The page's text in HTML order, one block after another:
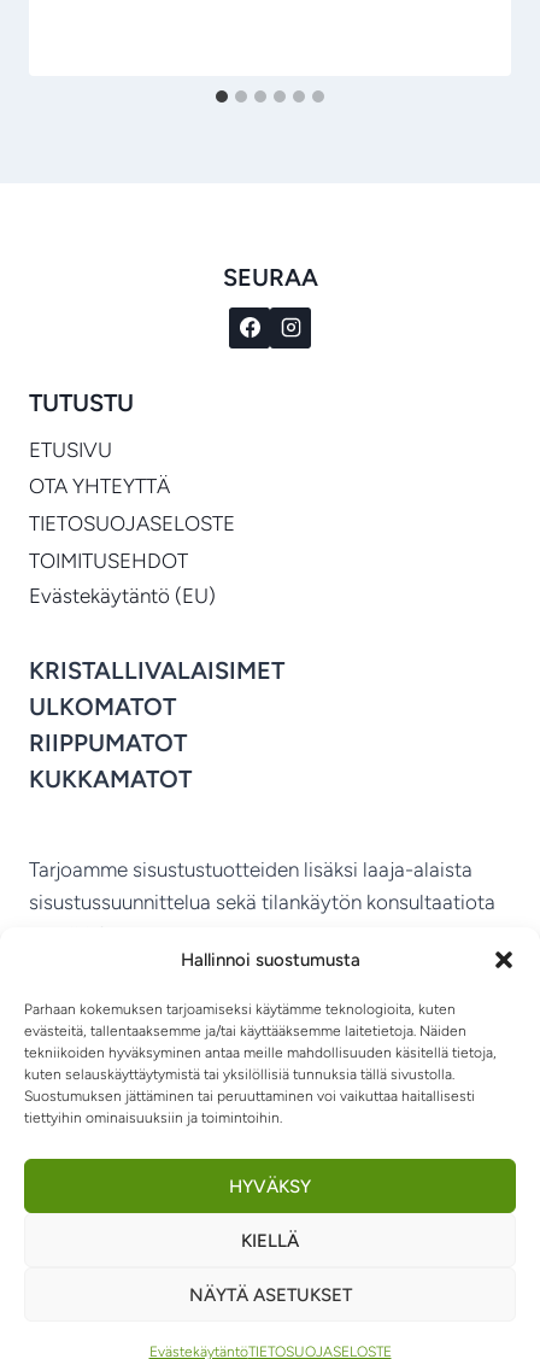
Hallinnoi suostumusta
Parhaan kokemuksen tarjoamiseksi käytämme teknologioita, kuten
evästeitä, tallentaaksemme ja/tai käyttääksemme laitetietoja. Näiden
tekniikoiden hyväksyminen antaa meille mahdollisuuden käsitellä tietoja,
kuten selauskäyttäytymistä tai yksilöllisiä tunnuksia tällä sivustolla.
Suostumuksen jättäminen tai peruuttaminen voi vaikuttaa haitallisesti
tiettyihin ominaisuuksiin ja toimintoihin.
HYVÄKSY
KIELLÄ
NÄYTÄ ASETUKSET
EvästekäytäntöTIETOSUOJASELOSTE
SEURAA
TUTUSTU
ETUSIVU
OTA YHTEYTTÄ
TIETOSUOJASELOSTE
TOIMITUSEHDOT
Evästekäytäntö (EU)
KRISTALLIVALAISIMET
ULKOMATOT
RIIPPUMATOT
KUKKAMATOT
Tarjoamme sisustustuotteiden lisäksi laaja-alaista
sisustussuunnittelua sekä tilankäytön konsultaatiota
MIKKELIN VITRIINI KY
TIETOSUOJASELOSTE
RIIPPUMATOT JA -TUOLIT